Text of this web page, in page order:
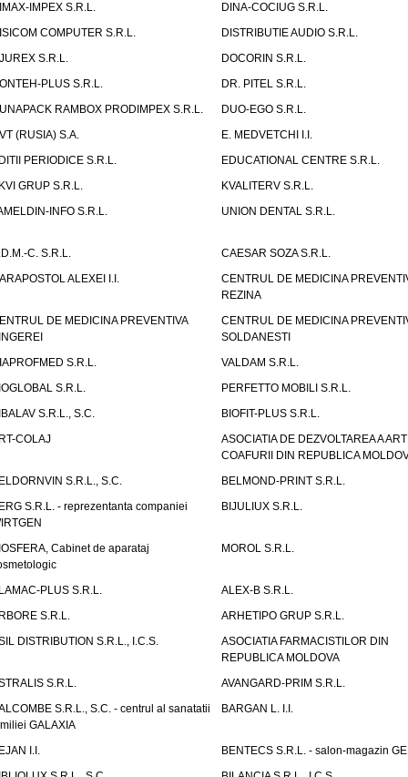
IMPEX S.R.L.
DINA-COCIUG S.R.L.
COMPUTER S.R.L.
DISTRIBUTIE AUDIO S.R.L.
S.R.L.
DOCORIN S.R.L.
PLUS S.R.L.
DR. PITEL S.R.L.
RAMBOX PRODIMPEX S.R.L.
DUO-EGO S.R.L.
(RUSIA) S.A.
E. MEDVETCHI I.I.
PERIODICE S.R.L.
EDUCATIONAL CENTRE S.R.L.
GRUP S.R.L.
KVALITERV S.R.L.
INFO S.R.L.
UNION DENTAL S.R.L.
C. S.R.L.
CAESAR SOZA S.R.L.
ALEXEI I.I.
CENTRUL DE MEDICINA
REZINA
DE MEDICINA PREVENTIVA
CENTRUL DE MEDICINA
SOLDANESTI
S.R.L.
VALDAM S.R.L.
S.R.L.
PERFETTO MOBILI S.R.L.
S.R.L., S.C.
BIOFIT-PLUS S.R.L.
COLAJ
ASOCIATIA DE DEZVOLTAREA A
COAFURII DIN REPUBLICA
S.R.L., S.C.
BELMOND-PRINT S.R.L.
S.R.L. - reprezentanta companiei
BIJULIUX S.R.L.
Cabinet de aparataj
MOROL S.R.L.
PLUS S.R.L.
ALEX-B S.R.L.
S.R.L.
ARHETIPO GRUP S.R.L.
DISTRIBUTION S.R.L., I.C.S.
ASOCIATIA FARMACISTILOR DIN
REPUBLICA MOLDOVA
S.R.L.
AVANGARD-PRIM S.R.L.
S.R.L., S.C. - centrul al sanatatii
GALAXIA
BARGAN L. I.I.
I.I.
BENTECS S.R.L. - salon-magazin